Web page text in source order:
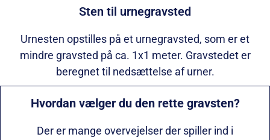
Sten til urnegravsted
Urnesten opstilles på et urnegravsted, som er et
mindre gravsted på ca. 1x1 meter. Gravstedet er
beregnet til nedsættelse af urner.
Hvordan vælger du den rette gravsten?
Der er mange overvejelser der spiller ind i